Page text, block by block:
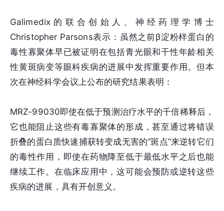
Galimedix的联合创始人、神经药理学博士
Christopher Parsons表示：虽然之前β淀粉样蛋白的
毒性寡聚体早已被证明在包括青光眼和干性年龄相关
性黄斑病变等眼科疾病的进展中发挥重要作用。但本
次在神经科学会议上公布的研究结果表明：
MRZ-99030即使在低于预测治疗水平的千倍稀释后，
它也能阻止这些有毒寡聚体的形成，甚至通过将错误
折叠的蛋白质快速捕获转变成无害的“斑点”来逆转它们
的毒性作用，即使在药物降至低于最低水平之后也能
继续工作。在临床应用中，这可能会预防或逆转这些
疾病的进展，具有开创意义。